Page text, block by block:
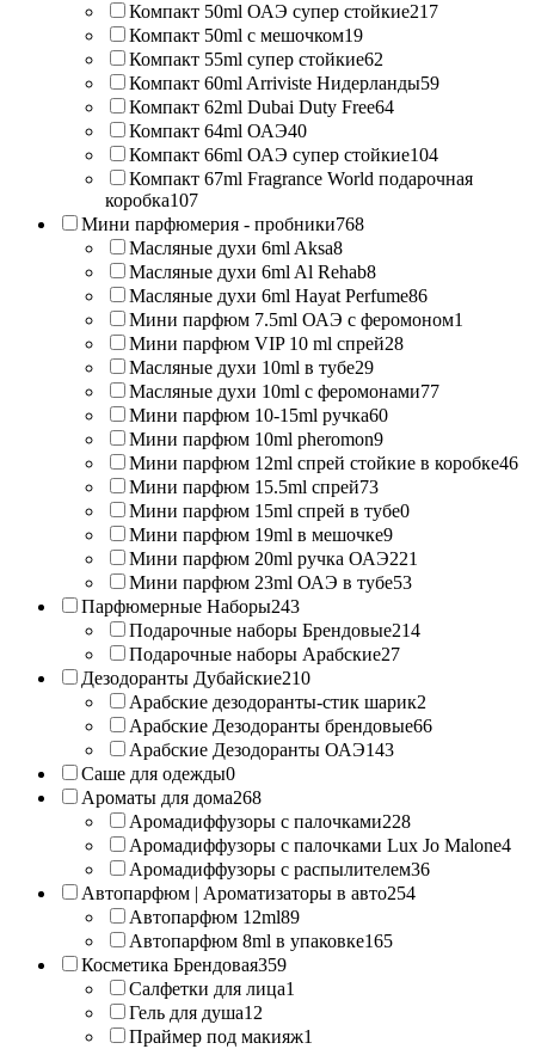
Компакт 50ml ОАЭ супер стойкие217
Компакт 50ml с мешочком19
Компакт 55ml супер стойкие62
Компакт 60ml Arriviste Нидерланды59
Компакт 62ml Dubai Duty Free64
Компакт 64ml ОАЭ40
Компакт 66ml ОАЭ супер стойкие104
Компакт 67ml Fragrance World подарочная
коробка107
Мини парфюмерия - пробники768
Масляные духи 6ml Aksa8
Масляные духи 6ml Al Rehab8
Масляные духи 6ml Hayat Perfume86
Мини парфюм 7.5ml ОАЭ с феромоном1
Мини парфюм VIP 10 ml спрей28
Масляные духи 10ml в тубе29
Масляные духи 10ml с феромонами77
Мини парфюм 10-15ml ручка60
Мини парфюм 10ml pheromon9
Мини парфюм 12ml спрей стойкие в коробке46
Мини парфюм 15.5ml спрей73
Мини парфюм 15ml спрей в тубе0
Мини парфюм 19ml в мешочке9
Мини парфюм 20ml ручка ОАЭ221
Мини парфюм 23ml ОАЭ в тубе53
Парфюмерные Наборы243
Подарочные наборы Брендовые214
Подарочные наборы Арабские27
Дезодоранты Дубайские210
Арабские дезодоранты-стик шарик2
Арабские Дезодоранты брендовые66
Арабские Дезодоранты ОАЭ143
Саше для одежды0
Ароматы для дома268
Аромадиффузоры с палочками228
Аромадиффузоры с палочками Lux Jo Malone4
Аромадиффузоры с распылителем36
Автопарфюм | Ароматизаторы в авто254
Автопарфюм 12ml89
Автопарфюм 8ml в упаковке165
Косметика Брендовая359
Салфетки для лица1
Гель для душа12
Праймер под макияж1